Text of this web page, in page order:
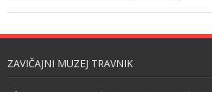
ZAVIČAJNI MUZEJ TRAVNIK